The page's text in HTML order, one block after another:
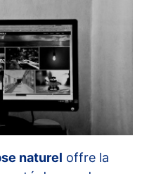
naturel offre la